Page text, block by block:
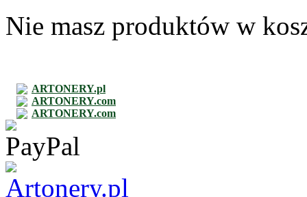
Nie masz produktów w
ARTONERY.pl
ARTONERY.com
ARTONERY.com